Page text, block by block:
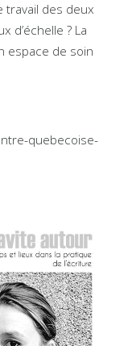
travail des deux
d’échelle ? La
espace de soin
quebecoise-